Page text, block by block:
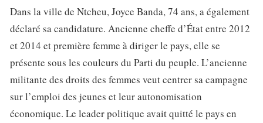
Dans la ville de Ntcheu, Joyce Banda, 74 ans, a également
déclaré sa candidature. Ancienne cheffe d’État entre 2012
et 2014 et première femme à diriger le pays, elle se
présente sous les couleurs du Parti du peuple. L’ancienne
militante des droits des femmes veut centrer sa campagne
sur l’emploi des jeunes et leur autonomisation
économique. Le leader politique avait quitté le pays en